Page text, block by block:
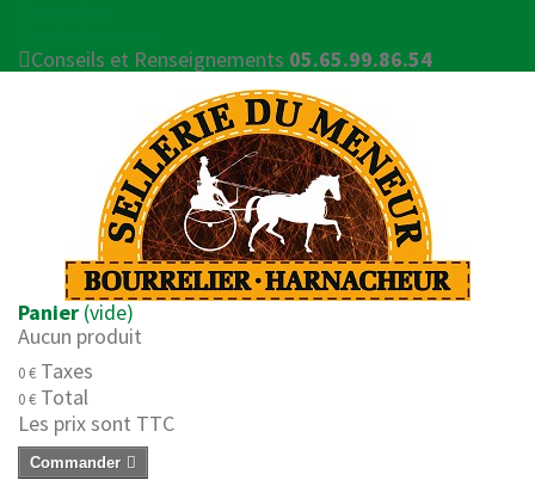
Conseils et Renseignements 05.65.99.86.54
Panier (vide)
Aucun produit
0 € Taxes
0 € Total
Les prix sont TTC
Commander